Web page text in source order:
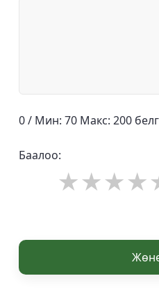
0 / Мин: 70 Макс: 200
Баалоо: